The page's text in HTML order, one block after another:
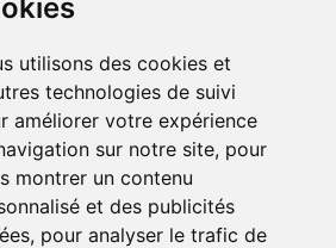
utilisons des cookies et
technologies de suivi
améliorer votre expérience
sur notre site, pour
montrer un contenu
et des publicités
pour analyser le trafic de
information)